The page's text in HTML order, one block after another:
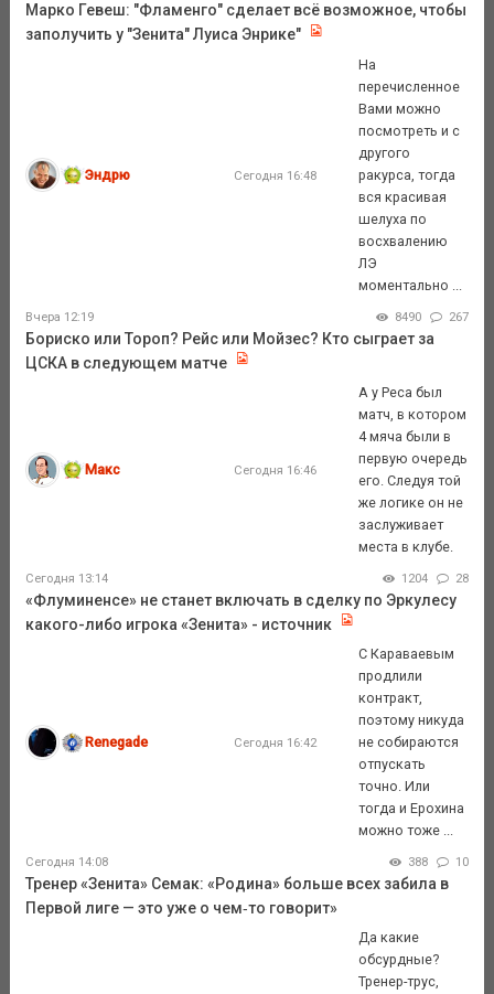
Марко Гевеш: "Фламенго" сделает всё возможное, чтобы
заполучить у "Зенита" Луиса Энрике"
Эндрю Сегодня 16:48
На
перечисленное
Вами можно
посмотреть и с
другого
ракурса, тогда
вся красивая
шелуха по
восхвалению
ЛЭ
моментально ...
Вчера 12:19 8490 267
Бориско или Тороп? Рейс или Мойзес? Кто сыграет за
ЦСКА в следующем матче
Макс Сегодня 16:46
А у Реса был
матч, в котором
4 мяча были в
первую очередь
его. Следуя той
же логике он не
заслуживает
места в клубе.
Сегодня 13:14 1204 28
«Флуминенсе» не станет включать в сделку по Эркулесу
какого-либо игрока «Зенита» - источник
Renegade Сегодня 16:42
С Караваевым
продлили
контракт,
поэтому никуда
не собираются
отпускать
точно. Или
тогда и Ерохина
можно тоже ...
Сегодня 14:08 388 10
Тренер «Зенита» Семак: «Родина» больше всех забила в
Первой лиге — это уже о чем‑то говорит»
Да какие
обсурдные?
Тренер-трус,